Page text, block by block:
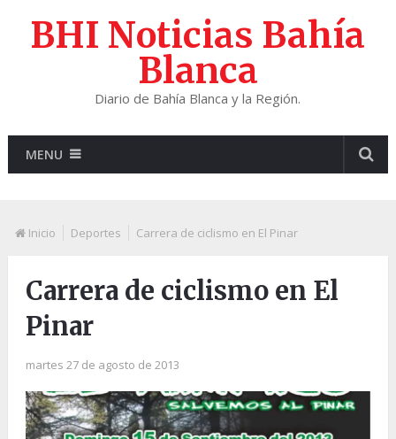
BHI Noticias Bahía
Blanca
Diario de Bahía Blanca y la Región.
MENU
Inicio Deportes Carrera de ciclismo en El Pinar
Carrera de ciclismo en El
Pinar
martes 27 de agosto de 2013